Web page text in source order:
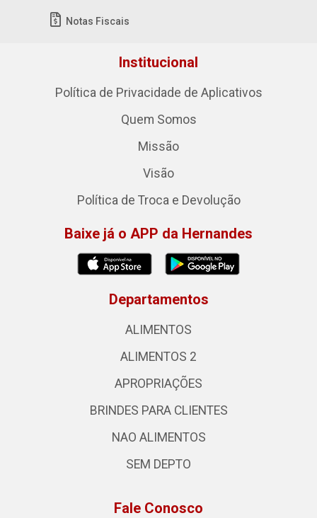
Notas Fiscais
Institucional
Política de Privacidade de Aplicativos
Quem Somos
Missão
Visão
Política de Troca e Devolução
Baixe já o APP da Hernandes
Departamentos
ALIMENTOS
ALIMENTOS 2
APROPRIAÇÕES
BRINDES PARA CLIENTES
NAO ALIMENTOS
SEM DEPTO
Fale Conosco